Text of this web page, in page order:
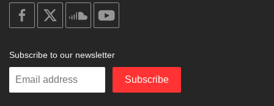
on
facebook
soundcloud
Subscribe to our newsletter
Enter
Subscribe